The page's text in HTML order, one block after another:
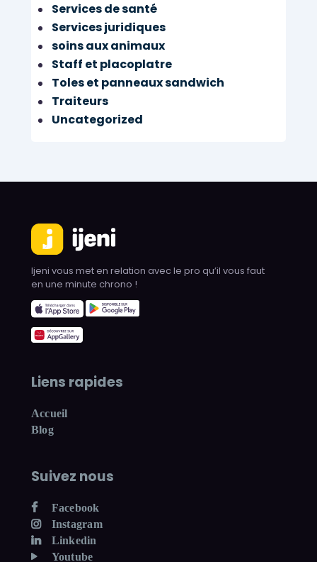
Services de santé
Services juridiques
soins aux animaux
Staff et placoplatre
Toles et panneaux sandwich
Traiteurs
Uncategorized
Ijeni vous met en relation avec le pro qu’il vous faut
en une minute chrono !
Liens rapides
Accueil
Blog
Suivez nous
Facebook
Instagram
Linkedin
Youtube